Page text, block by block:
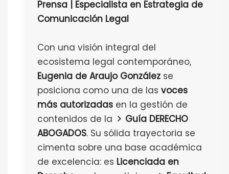
Prensa | Especialista en Estrategia de
Comunicación Legal
Con una visión integral del
ecosistema legal contemporáneo,
Eugenia de Araujo González se
posiciona como una de las voces
más autorizadas en la gestión de
contenidos de la
Guía DERECHO
ABOGADOS. Su sólida trayectoria se
cimenta sobre una base académica
de excelencia: es Licenciada en